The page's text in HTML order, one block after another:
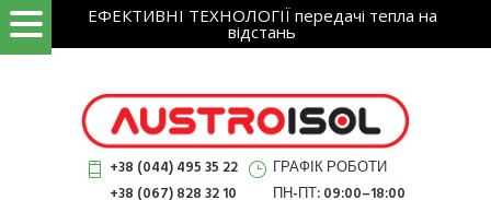
Skip
to
ЕФЕКТИВНІ ТЕХНОЛОГІЇ передачі тепла на
відстань
ЗНАЙТИ
+38 (044) 495 35 22
+38 (067) 828 32 10
ГРАФІК РОБОТИ
ПН-ПТ: 09:00–18:00